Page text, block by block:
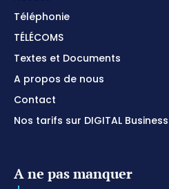
Téléphonie
TÉLÉCOMS
Textes et Documents
A propos de nous
Contact
Nos tarifs sur DIGITAL
A ne pas manquer